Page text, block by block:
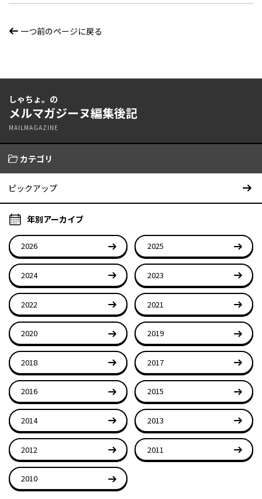
一つ前のページに戻る
しゃちょ。の
メルマガジーヌ編集後記
MAILMAGAZINE
カテゴリ
ピックアップ
年別アーカイブ
2026 2025
2024 2023
2022 2021
2020 2019
2018 2017
2016 2015
2014 2013
2012 2011
2010